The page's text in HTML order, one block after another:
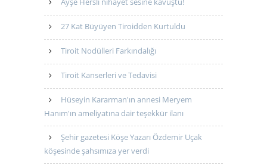
27 Kat Büyüyen Tiroidden Kurtuldu
Tiroit Nodülleri Farkındalığı
Tiroit Kanserleri ve Tedavisi
Hüseyin Kararman'ın annesi Meryem
Hanım'ın ameliyatına dair teşekkür ilanı
Şehir gazetesi Köşe Yazarı Özdemir Uçak
köşesinde şahsımıza yer verdi